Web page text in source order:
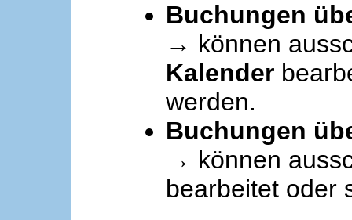
Buchungen
→ können
Kalender
werden.
Buchungen
→ können
bearbeitet oder